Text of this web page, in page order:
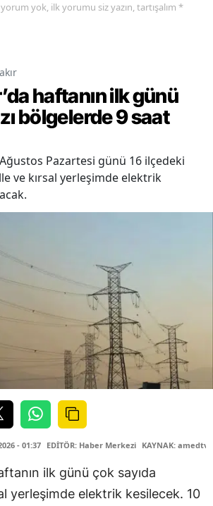
yok, ilk yorumu siz yazın, tartışalım *
haftanın ilk günü
bölgelerde 9 saat
Pazartesi günü 16 ilçedeki
ve kırsal yerleşimde elektrik
- 01:37 EDİTÖR: Haber Merkezi KAYNAK:
ilk günü çok sayıda
yerleşimde elektrik kesilecek. 10